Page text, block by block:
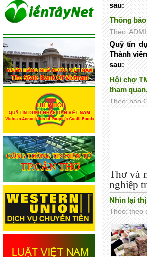
sau:
Thông
Theo:
Quỹ tín
Thành
sau:
Hội chợ
tham
Theo: báo
Thơ và
nghiệp
Nhìn lại
Theo: theo